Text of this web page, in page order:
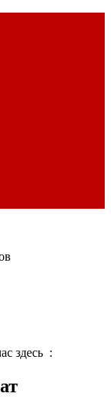
здесь :